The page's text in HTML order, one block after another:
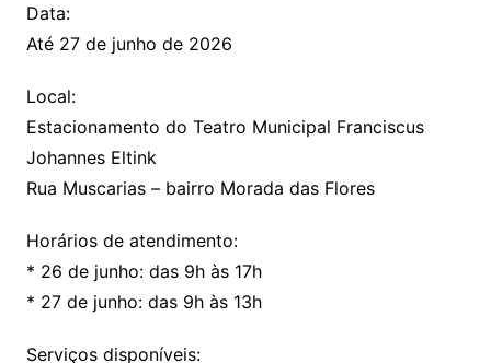
Data:
Até 27 de junho de 2026
Local:
Estacionamento do Teatro Municipal Franciscus
Johannes Eltink
Rua Muscarias – bairro Morada das Flores
Horários de atendimento:
* 26 de junho: das 9h às 17h
* 27 de junho: das 9h às 13h
Serviços disponíveis: